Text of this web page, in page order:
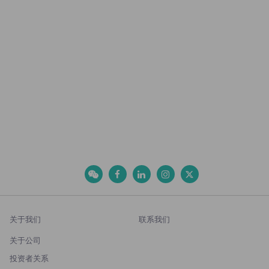
关于我们
关于公司
投资者关系
联系我们